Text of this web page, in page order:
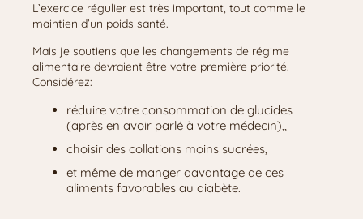
L’exercice régulier est très important, tout comme le
maintien d’un poids santé.
Mais je soutiens que les changements de régime
alimentaire devraient être votre première priorité.
Considérez:
réduire votre consommation de glucides
(après en avoir parlé à votre médecin),,
choisir des collations moins sucrées,
et même de manger davantage de ces
aliments favorables au diabète.